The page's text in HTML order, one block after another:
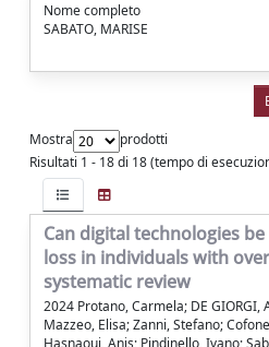
Nome completo
SABATO, MARISE
Mostra
prodotti
Risultati 1 - 18 di 18 (tempo di
Can digital technologies
loss in individuals with
systematic review
2024 Protano, Carmela; DE GIORGI,
Mazzeo, Elisa; Zanni, Stefano;
Hasnaoui, Anis; Pindinello, Ivano;